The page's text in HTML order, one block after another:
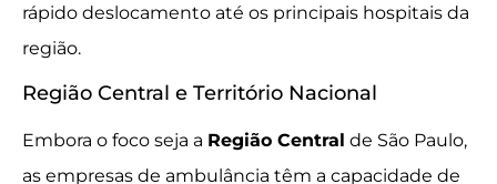
rápido deslocamento até os principais hospitais da
região.
Região Central e Território Nacional
Embora o foco seja a Região Central de São Paulo,
as empresas de ambulância têm a capacidade de